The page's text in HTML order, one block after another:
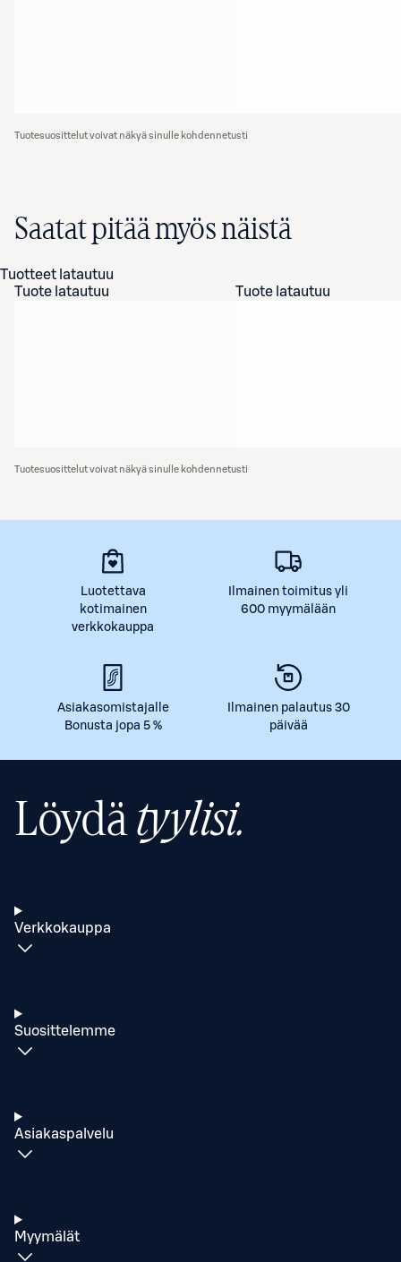
Tuotesuosittelut voivat näkyä sinulle kohdennetusti
Saatat pitää myös näistä
Tuotteet latautuu
Tuote latautuu
Tuote latautuu
Tuotesuosittelut voivat näkyä sinulle kohdennetusti
Luotettava
kotimainen
verkkokauppa
Ilmainen toimitus yli
600 myymälään
Asiakasomistajalle
Bonusta jopa 5 %
Ilmainen palautus 30
päivää
Löydätyylisi.
Verkkokauppa
Suosittelemme
Asiakaspalvelu
Myymälät